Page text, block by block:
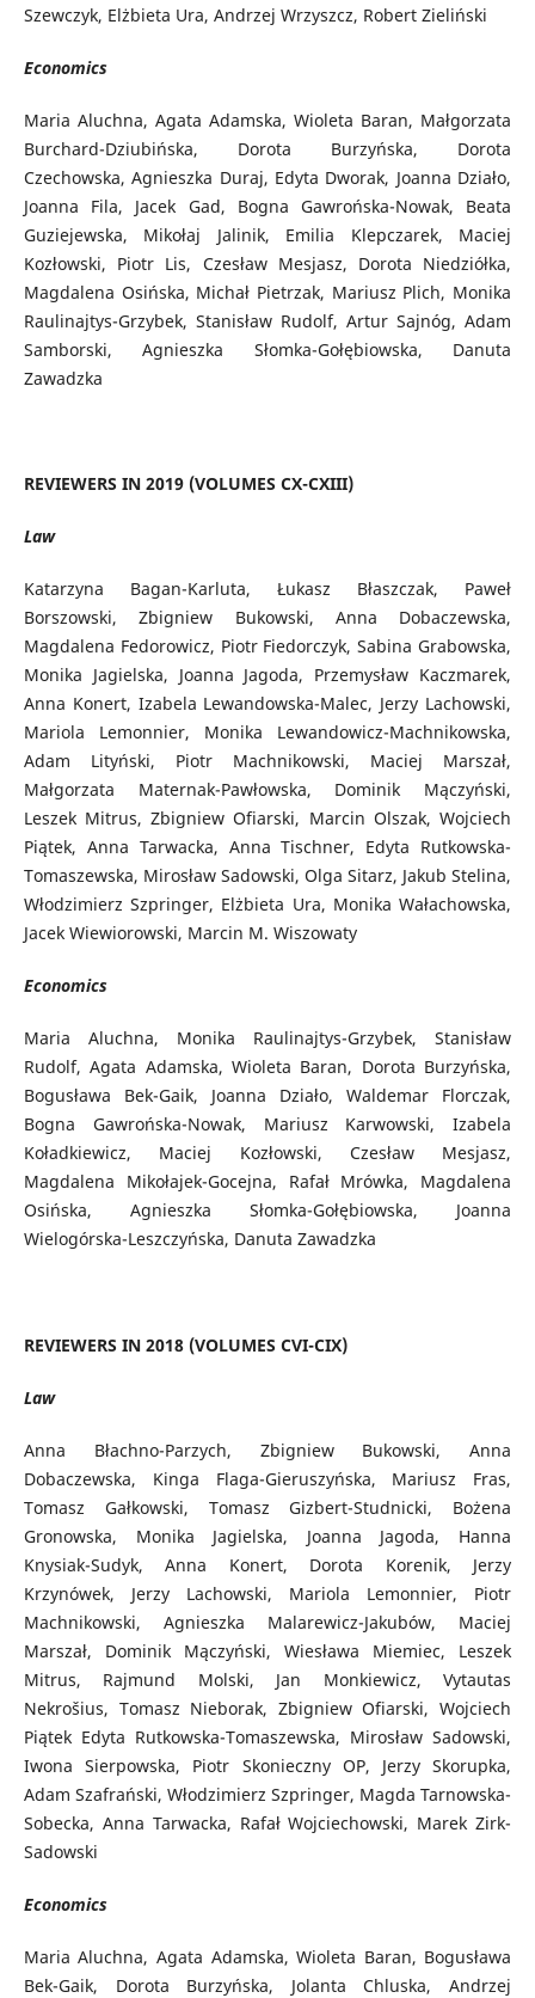
Szewczyk, Elżbieta Ura, Andrzej Wrzyszcz, Robert Zieliński
Economics
Maria Aluchna, Agata Adamska, Wioleta Baran, Małgorzata
Burchard-Dziubińska, Dorota Burzyńska, Dorota
Czechowska, Agnieszka Duraj, Edyta Dworak, Joanna Działo,
Joanna Fila, Jacek Gad, Bogna Gawrońska-Nowak, Beata
Guziejewska, Mikołaj Jalinik, Emilia Klepczarek, Maciej
Kozłowski, Piotr Lis, Czesław Mesjasz, Dorota Niedziółka,
Magdalena Osińska, Michał Pietrzak, Mariusz Plich, Monika
Raulinajtys-Grzybek, Stanisław Rudolf, Artur Sajnóg, Adam
Samborski, Agnieszka Słomka-Gołębiowska, Danuta
Zawadzka
REVIEWERS IN 2019 (VOLUMES CX-CXIII)
Law
Katarzyna Bagan-Karluta, Łukasz Błaszczak, Paweł
Borszowski, Zbigniew Bukowski, Anna Dobaczewska,
Magdalena Fedorowicz, Piotr Fiedorczyk, Sabina Grabowska,
Monika Jagielska, Joanna Jagoda, Przemysław Kaczmarek,
Anna Konert, Izabela Lewandowska-Malec, Jerzy Lachowski,
Mariola Lemonnier, Monika Lewandowicz-Machnikowska,
Adam Lityński, Piotr Machnikowski, Maciej Marszał,
Małgorzata Maternak-Pawłowska, Dominik Mączyński,
Leszek Mitrus, Zbigniew Ofiarski, Marcin Olszak, Wojciech
Piątek, Anna Tarwacka, Anna Tischner, Edyta Rutkowska-
Tomaszewska, Mirosław Sadowski, Olga Sitarz, Jakub Stelina,
Włodzimierz Szpringer, Elżbieta Ura, Monika Wałachowska,
Jacek Wiewiorowski, Marcin M. Wiszowaty
Economics
Maria Aluchna, Monika Raulinajtys-Grzybek, Stanisław
Rudolf, Agata Adamska, Wioleta Baran, Dorota Burzyńska,
Bogusława Bek-Gaik, Joanna Działo, Waldemar Florczak,
Bogna Gawrońska-Nowak, Mariusz Karwowski, Izabela
Koładkiewicz, Maciej Kozłowski, Czesław Mesjasz,
Magdalena Mikołajek-Gocejna, Rafał Mrówka, Magdalena
Osińska, Agnieszka Słomka-Gołębiowska, Joanna
Wielogórska-Leszczyńska, Danuta Zawadzka
REVIEWERS IN 2018 (VOLUMES CVI-CIX)
Law
Anna Błachno-Parzych, Zbigniew Bukowski, Anna
Dobaczewska, Kinga Flaga-Gieruszyńska, Mariusz Fras,
Tomasz Gałkowski, Tomasz Gizbert-Studnicki, Bożena
Gronowska, Monika Jagielska, Joanna Jagoda, Hanna
Knysiak-Sudyk, Anna Konert, Dorota Korenik, Jerzy
Krzynówek, Jerzy Lachowski, Mariola Lemonnier, Piotr
Machnikowski, Agnieszka Malarewicz-Jakubów, Maciej
Marszał, Dominik Mączyński, Wiesława Miemiec, Leszek
Mitrus, Rajmund Molski, Jan Monkiewicz, Vytautas
Nekrošius, Tomasz Nieborak, Zbigniew Ofiarski, Wojciech
Piątek Edyta Rutkowska-Tomaszewska, Mirosław Sadowski,
Iwona Sierpowska, Piotr Skonieczny OP, Jerzy Skorupka,
Adam Szafrański, Włodzimierz Szpringer, Magda Tarnowska-
Sobecka, Anna Tarwacka, Rafał Wojciechowski, Marek Zirk-
Sadowski
Economics
Maria Aluchna, Agata Adamska, Wioleta Baran, Bogusława
Bek-Gaik, Dorota Burzyńska, Jolanta Chluska, Andrzej